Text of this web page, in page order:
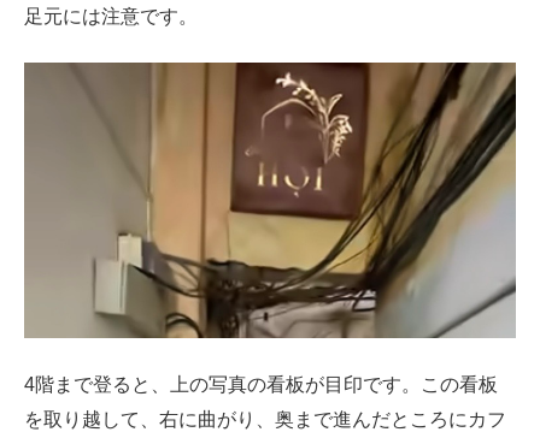
足元には注意です。
4階まで登ると、上の写真の看板が目印です。この看板
を取り越して、右に曲がり、奥まで進んだところにカフ